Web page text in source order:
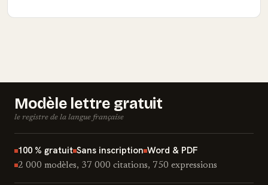
Modèle lettre gratuit
le registre de la langue française
100 % gratuit Sans inscription Word & PDF
2 000 modèles, 37 000 citations, 750 expressions